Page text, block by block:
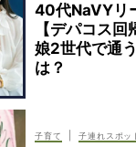
40代NaVYリ
【デパコス
娘2世代で通
は？
子育て
子連れスポッ